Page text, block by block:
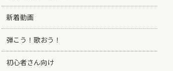
新着動画
弾こう！歌おう！
初心者さん向け